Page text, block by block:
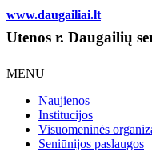
www.daugailiai.lt
Utenos r. Daugailių
MENU
Naujienos
Institucijos
Visuomeninės
Seniūnijos paslaugos